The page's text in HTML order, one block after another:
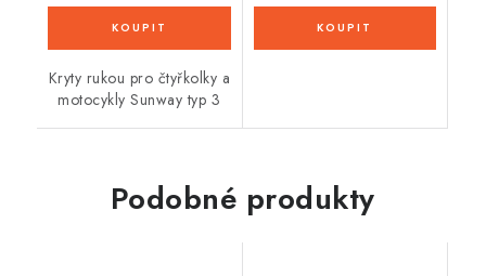
Kryty rukou pro čtyřkolky a
motocykly Sunway typ 3
Podobné produkty